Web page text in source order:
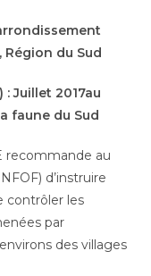
Région du Sud
:Juillet 2017au
faune du Sud
recommande au
d’instruire
contrôler les
par
des villages